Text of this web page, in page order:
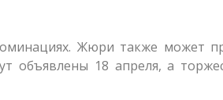
Жюри также может
объявлены 18 апреля, а